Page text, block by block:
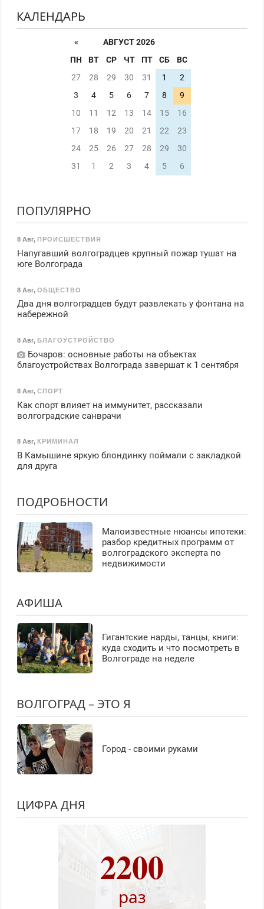
КАЛЕНДАРЬ
«
АВГУСТ 2026
ПН
ВТ СР ЧТ ПТ СБ
ВС
27
28 29 30 31 1
2
3
4 5 6 7 8
9
10
11 12 13 14 15
16
17
18 19 20 21 22
23
24
25 26 27 28 29
30
31
1 2 3 4 5 6
ПОПУЛЯРНО
8 Авг, ПРОИСШЕСТВИЯ
Напугавший волгоградцев крупный пожар тушат на
юге Волгограда
8 Авг, ОБЩЕСТВО
Два дня волгоградцев будут развлекать у фонтана на
набережной
8 Авг, БЛАГОУСТРОЙСТВО
Бочаров: основные работы на объектах
благоустройствах Волгограда завершат к 1 сентября
8 Авг, СПОРТ
Как спорт влияет на иммунитет, рассказали
волгоградские санврачи
8 Авг, КРИМИНАЛ
В Камышине яркую блондинку поймали с закладкой
для друга
ПОДРОБНОСТИ
Малоизвестные нюансы ипотеки:
разбор кредитных программ от
волгоградского эксперта по
недвижимости
АФИША
Гигантские нарды, танцы, книги:
куда сходить и что посмотреть в
Волгограде на неделе
ВОЛГОГРАД – ЭТО Я
Город - своими руками
ЦИФРА ДНЯ
2200
раз